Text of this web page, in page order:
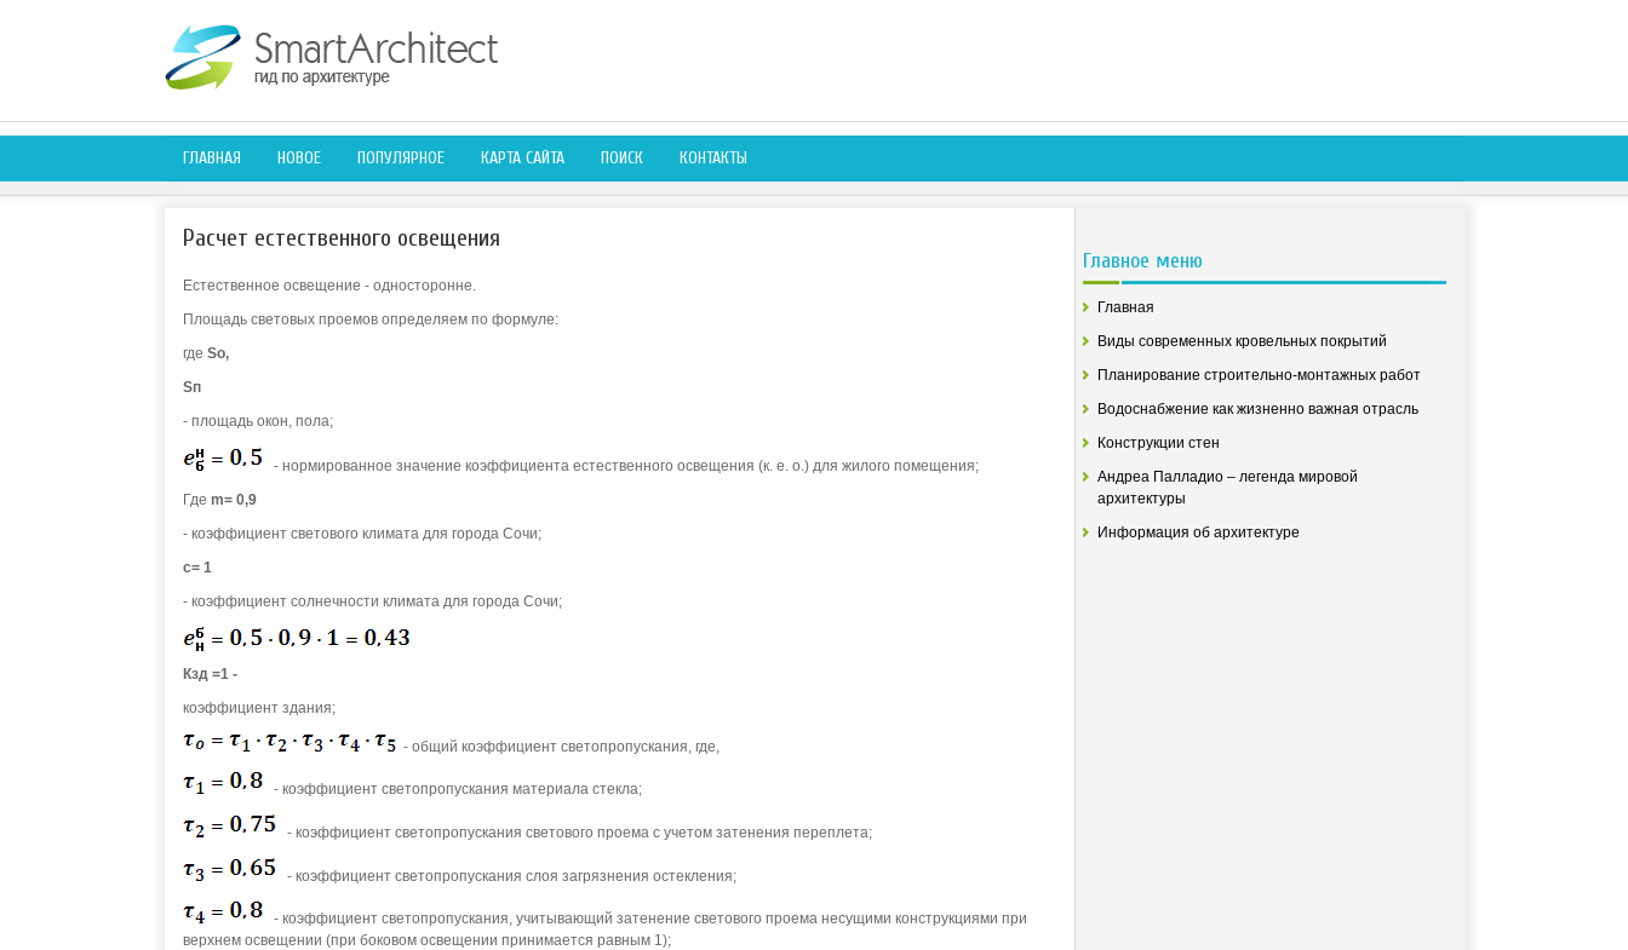
ГЛАВНАЯ НОВОЕ ПОПУЛЯРНОЕ КАРТА САЙТА ПОИСК КОНТАКТЫ
Расчет естественного освещения
Естественное освещение - односторонне.
Площадь световых проемов определяем по формуле:
где So,
Sп
- площадь окон, пола;
- нормированное значение коэффициента естественного освещения (к. е. о.) для жилого помещения;
Где m= 0,9
- коэффициент светового климата для города Сочи;
с= 1
- коэффициент солнечности климата для города Сочи;
Кзд =1 -
коэффициент здания;
- общий коэффициент светопропускания, где,
- коэффициент светопропускания материала стекла;
- коэффициент светопропускания светового проема с учетом затенения переплета;
- коэффициент светопропускания слоя загрязнения остекления;
- коэффициент светопропускания, учитывающий затенение светового проема несущими конструкциями при
верхнем освещении (при боковом освещении принимается равным 1);
Главное меню
Главная
Виды современных кровельных покрытий
Планирование строительно-монтажных работ
Водоснабжение как жизненно важная отрасль
Конструкции стен
Андреа Палладио – легенда мировой
архитектуры
Информация об архитектуре